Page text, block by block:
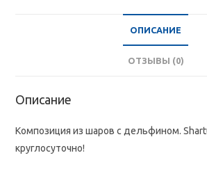
ОПИСАНИЕ
ОТЗЫВЫ (0)
Описание
Композиция из шаров с дельфином.
круглосуточно!